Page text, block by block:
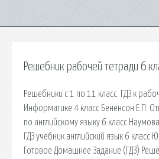
Решебник рабочей тетради 6
Решебники с 1 по 11 класс. ГДЗ к
Информатике 4 класс Бененсон Е.П.
по английскому языку 6 класс
ГДЗ учебник английский язык 6 класс
Готовое Домашнее Задание (ГДЗ)